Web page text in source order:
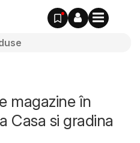
magazine în
Casa si gradina